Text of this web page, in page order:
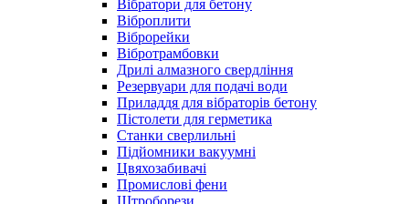
Вібратори для бетону
Віброплити
Віброрейки
Вібротрамбовки
Дрилі алмазного свердління
Резервуари для подачі води
Приладдя для вібраторів бетону
Пістолети для герметика
Станки сверлильні
Підйомники вакуумні
Цвяхозабивачі
Промислові фени
Штроборези